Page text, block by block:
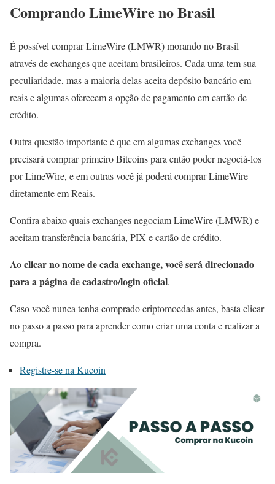
Comprando LimeWire no Brasil
É possível comprar LimeWire (LMWR) morando no Brasil
através de exchanges que aceitam brasileiros. Cada uma tem sua
peculiaridade, mas a maioria delas aceita depósito bancário em
reais e algumas oferecem a opção de pagamento em cartão de
crédito.
Outra questão importante é que em algumas exchanges você
precisará comprar primeiro Bitcoins para então poder negociá-los
por LimeWire, e em outras você já poderá comprar LimeWire
diretamente em Reais.
Confira abaixo quais exchanges negociam LimeWire (LMWR) e
aceitam transferência bancária, PIX e cartão de crédito.
Ao clicar no nome de cada exchange, você será direcionado
para a página de cadastro/login oficial.
Caso você nunca tenha comprado criptomoedas antes, basta clicar
no passo a passo para aprender como criar uma conta e realizar a
compra.
Registre-se na Kucoin